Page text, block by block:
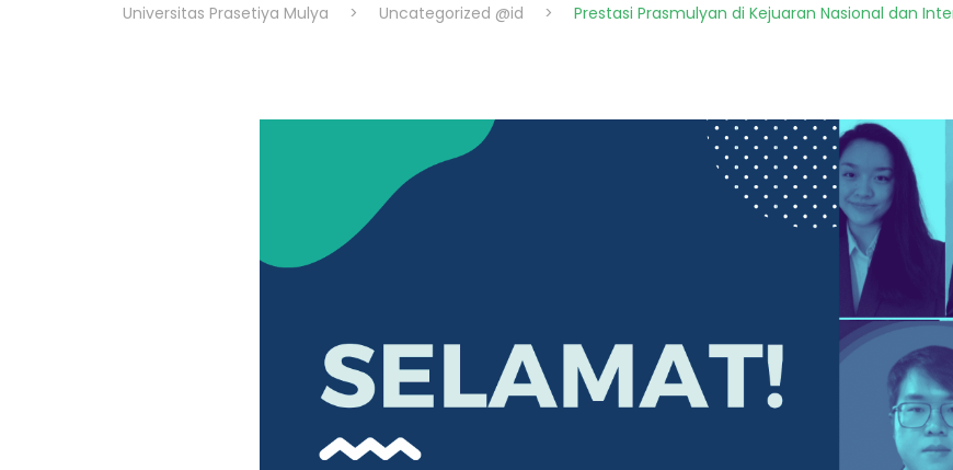
Universitas Prasetiya Mulya > Uncategorized @id > Prestasi Prasmulyan di Kejuaran Nasional dan